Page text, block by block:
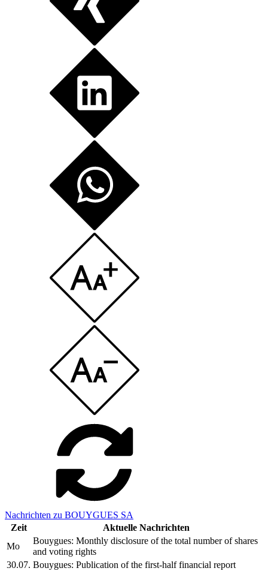
Nachrichten zu BOUYGUES SA
Zeit
Aktuelle Nachrichten
Mo
Bouygues: Monthly disclosure of the total number of shares
and voting rights
30.07. Bouygues: Publication of the first-half financial report